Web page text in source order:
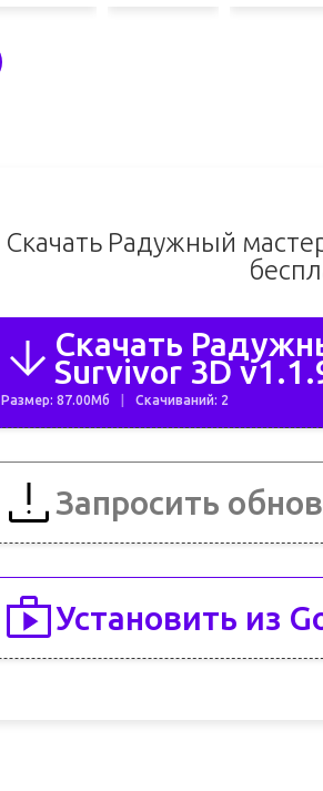
Скачать Радужный
Скачать
Survivor 3D
Размер: 87.00Мб Скачиваний: 2
Запросить
Установить из